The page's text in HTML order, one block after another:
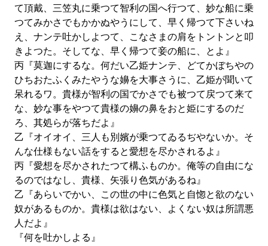
て頂戴、三笠丸に乗つて智利の国へ行つて、妙な船に乗
つてみかさでもかかぬやうにして、早く帰つて下さいね
え、ナンテ吐かしよつて、こなさまの肩をトントンと叩
きよつた。そしてな、早く帰つて妾の船に、とよ』
丙『莫迦にするな。何だい乙姫ナンテ、どてかぼちやの
ひちおたふくみたやうな嬶を大事さうに、乙姫が聞いて
呆れるワ。貴様が智利の国でかさでも被つて戻つて来て
な、妙な事をやつて貴様の嬶の鼻をおと姫にするのだ
ろ、其処らが落ちだよ』
乙『オイオイ、三人も別嬪が乗つてゐるぢやないか。そ
んな仕様もない話をすると愛想を尽かされるよ』
丙『愛想を尽かされたつて構ふものか。俺等の自由にな
るのではなし、貴様、矢張り色気があるね』
乙『あらいでかい、この世の中に色気と自惚と欲のない
奴があるものか。貴様は欲はない、よくない奴は所謂悪
人だよ』
『何を吐かしよる』